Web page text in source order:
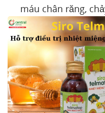
máu chân răng,